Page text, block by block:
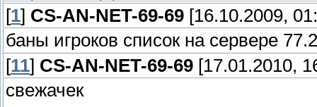
[1] CS-AN-NET-69-69 [16.10.2009,
баны игроков список на сервере
[11] CS-AN-NET-69-69 [17.01.2010,
свежачек